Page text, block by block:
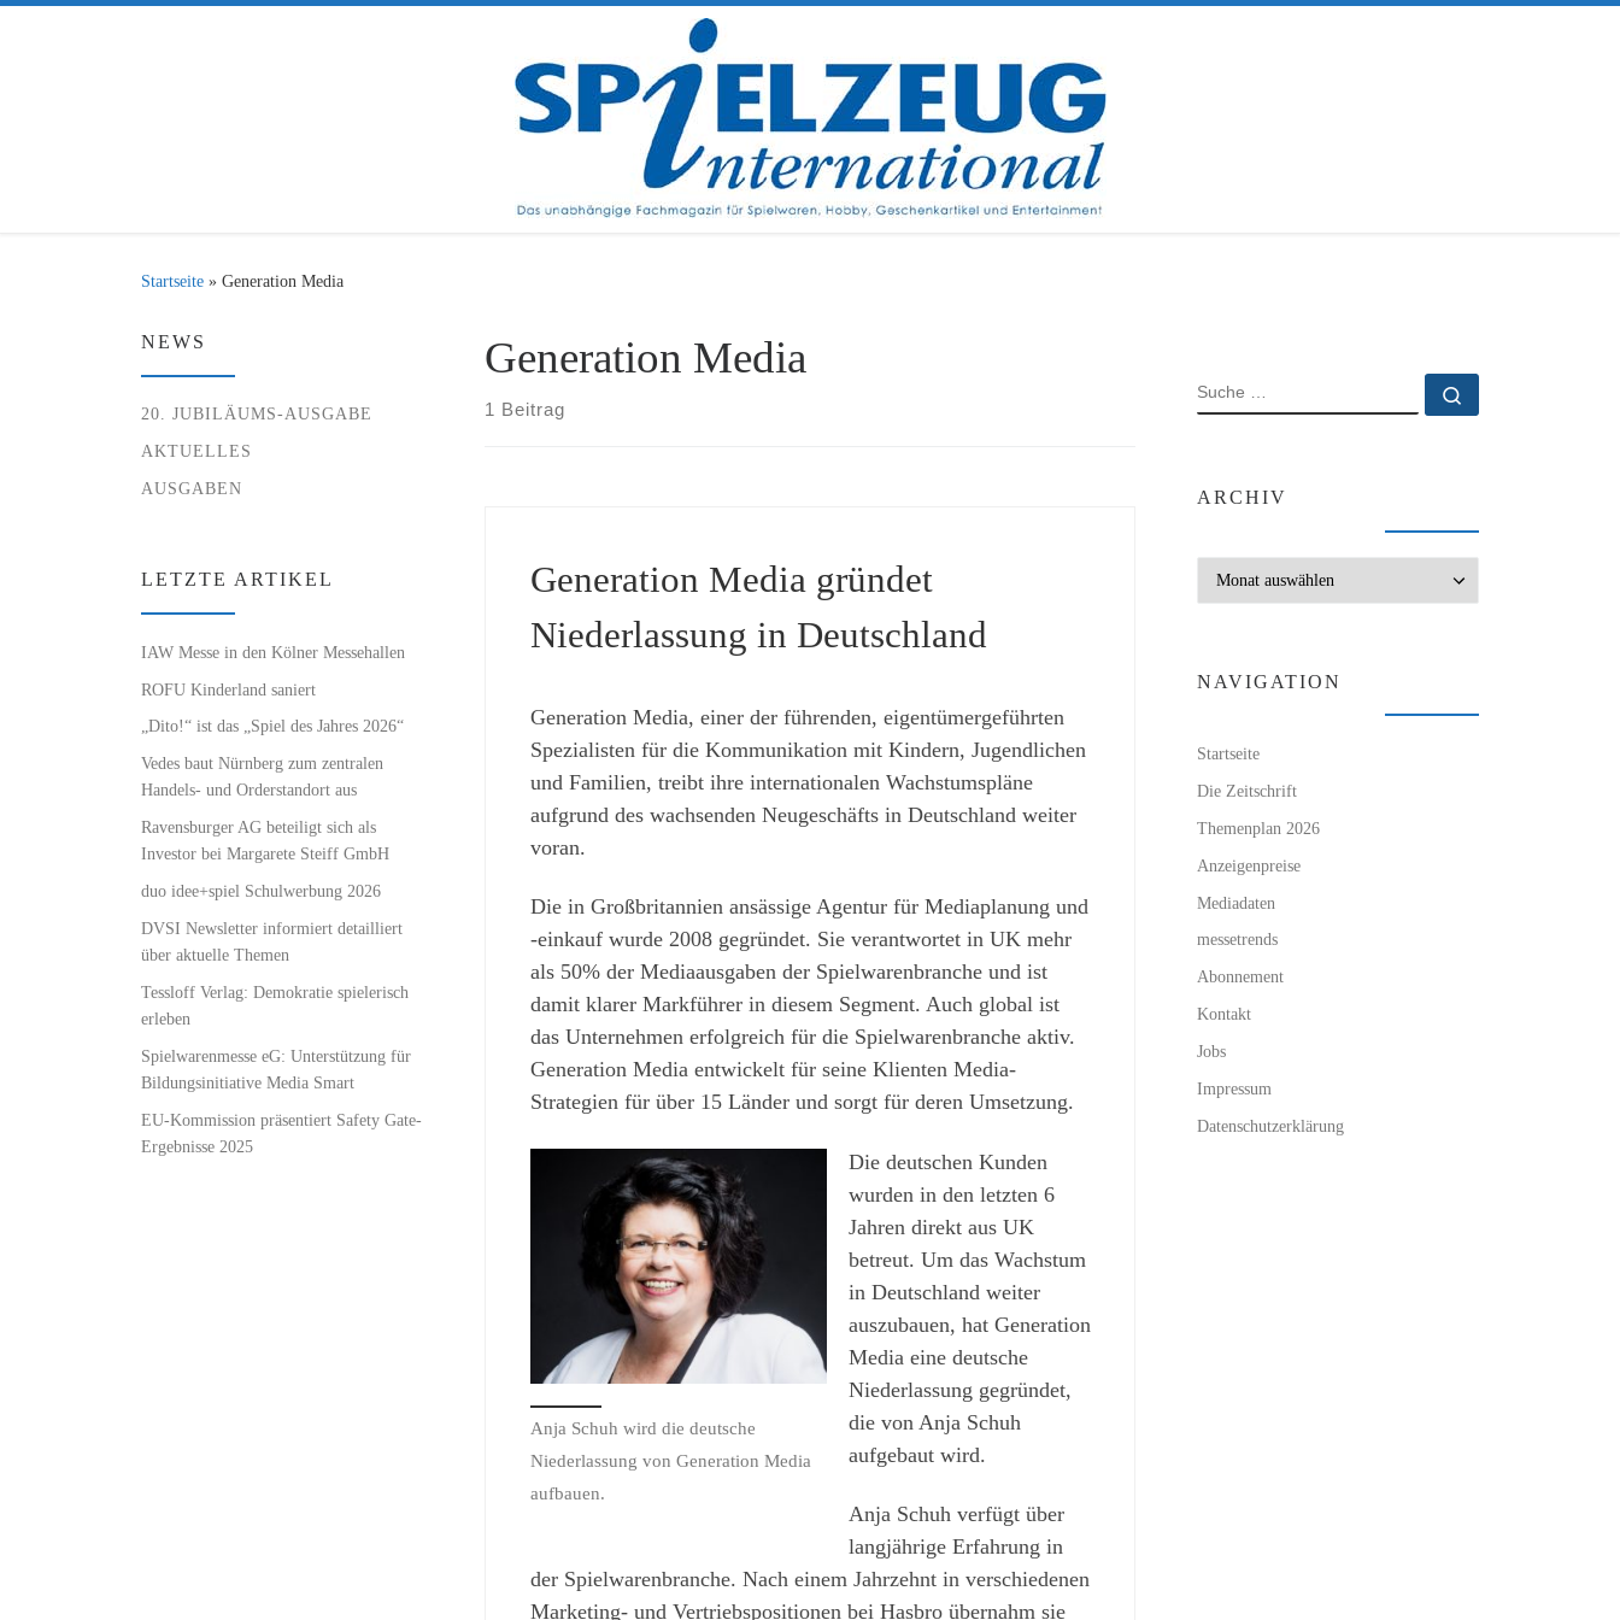
Startseite » Generation Media
Generation Media
1 Beitrag
Generation Media gründet
Niederlassung in Deutschland
Generation Media, einer der führenden, eigentümergeführten
Spezialisten für die Kommunikation mit Kindern, Jugendlichen
und Familien, treibt ihre internationalen Wachstumspläne
aufgrund des wachsenden Neugeschäfts in Deutschland weiter
voran.
Die in Großbritannien ansässige Agentur für Mediaplanung und
-einkauf wurde 2008 gegründet. Sie verantwortet in UK mehr
als 50% der Mediaausgaben der Spielwarenbranche und ist
damit klarer Markführer in diesem Segment. Auch global ist
das Unternehmen erfolgreich für die Spielwarenbranche aktiv.
Generation Media entwickelt für seine Klienten Media-
Strategien für über 15 Länder und sorgt für deren Umsetzung.
Anja Schuh wird die deutsche
Niederlassung von Generation Media
aufbauen.
Die deutschen Kunden
wurden in den letzten 6
Jahren direkt aus UK
betreut. Um das Wachstum
in Deutschland weiter
auszubauen, hat Generation
Media eine deutsche
Niederlassung gegründet,
die von Anja Schuh
aufgebaut wird.
Anja Schuh verfügt über
langjährige Erfahrung in
der Spielwarenbranche. Nach einem Jahrzehnt in verschiedenen
Marketing- und Vertriebspositionen bei Hasbro übernahm sie
NEWS
20. JUBILÄUMS-AUSGABE
AKTUELLES
AUSGABEN
LETZTE ARTIKEL
IAW Messe in den Kölner Messehallen
ROFU Kinderland saniert
„Dito!“ ist das „Spiel des Jahres 2026“
Vedes baut Nürnberg zum zentralen
Handels- und Orderstandort aus
Ravensburger AG beteiligt sich als
Investor bei Margarete Steiff GmbH
duo idee+spiel Schulwerbung 2026
DVSI Newsletter informiert detailliert
über aktuelle Themen
Tessloff Verlag: Demokratie spielerisch
erleben
Spielwarenmesse eG: Unterstützung für
Bildungsinitiative Media Smart
EU-Kommission präsentiert Safety Gate-
Ergebnisse 2025
SUCHE
ARCHIV
NAVIGATION
Startseite
Die Zeitschrift
Themenplan 2026
Anzeigenpreise
Mediadaten
messetrends
Abonnement
Kontakt
Jobs
Impressum
Datenschutzerklärung